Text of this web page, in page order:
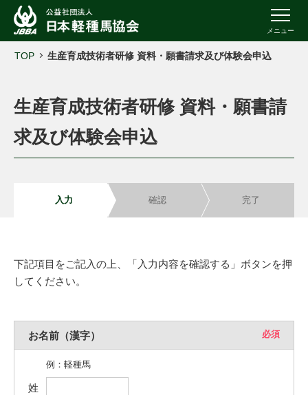
メニュー
TOP 生産育成技術者研修 資料・願書請求及び体験会申込
生産育成技術者研修 資料・願書請
求及び体験会申込
入力 確認 完了
下記項目をご記入の上、「入力内容を確認する」ボタンを押
してください。
お名前（漢字） 必須
姓
例：軽種馬